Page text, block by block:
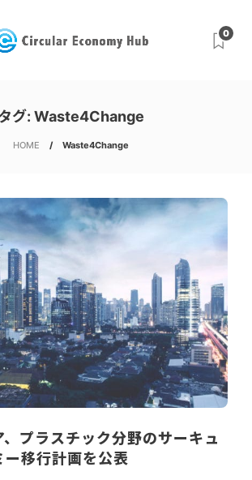
0
グ: Waste4Change
HOME Waste4Change
、プラスチック分野のサーキュ
ー移行計画を公表